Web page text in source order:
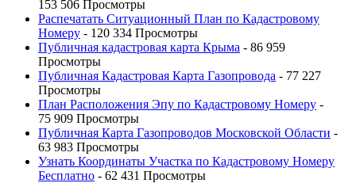
153 506 Просмотры
Распечатать Ситуационный План по Кадастровому
Номеру - 120 334 Просмотры
Публичная кадастровая карта Крыма - 86 959
Просмотры
Публичная Кадастровая Карта Газопровода - 77 227
Просмотры
План Расположения Эпу по Кадастровому Номеру -
75 909 Просмотры
Публичная Карта Газопроводов Московской Области -
63 983 Просмотры
Узнать Координаты Участка по Кадастровому Номеру
Бесплатно - 62 431 Просмотры